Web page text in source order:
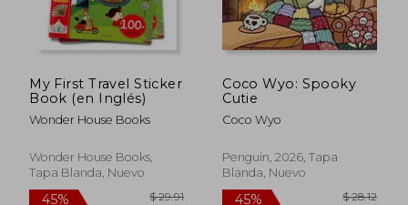
45%
dcto. $ 16.85
45%
dcto. $
My First Travel Sticker
Book (en Inglés)
Wonder House Books
Wonder House Books,
Tapa Blanda, Nuevo
Coco Wyo: Spooky
Cutie
Coco Wyo
Penguin, 2026, Tapa
Blanda, Nuevo